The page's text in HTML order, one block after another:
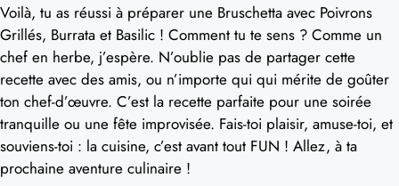
Voilà, tu as réussi à préparer une Bruschetta avec Poivrons
Grillés, Burrata et Basilic ! Comment tu te sens ? Comme un
chef en herbe, j’espère. N’oublie pas de partager cette
recette avec des amis, ou n’importe qui qui mérite de goûter
ton chef-d’œuvre. C’est la recette parfaite pour une soirée
tranquille ou une fête improvisée. Fais-toi plaisir, amuse-toi, et
souviens-toi : la cuisine, c’est avant tout FUN ! Allez, à ta
prochaine aventure culinaire !